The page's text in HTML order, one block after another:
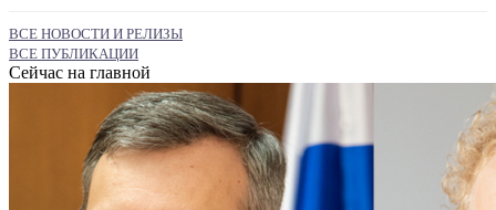
ВСЕ НОВОСТИ И РЕЛИЗЫ
ВСЕ ПУБЛИКАЦИИ
Сейчас на главной